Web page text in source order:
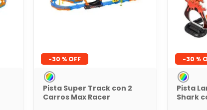
-30 %
Pista Super Track con 2
Carros Max Racer
-30 %
Pista
Shark